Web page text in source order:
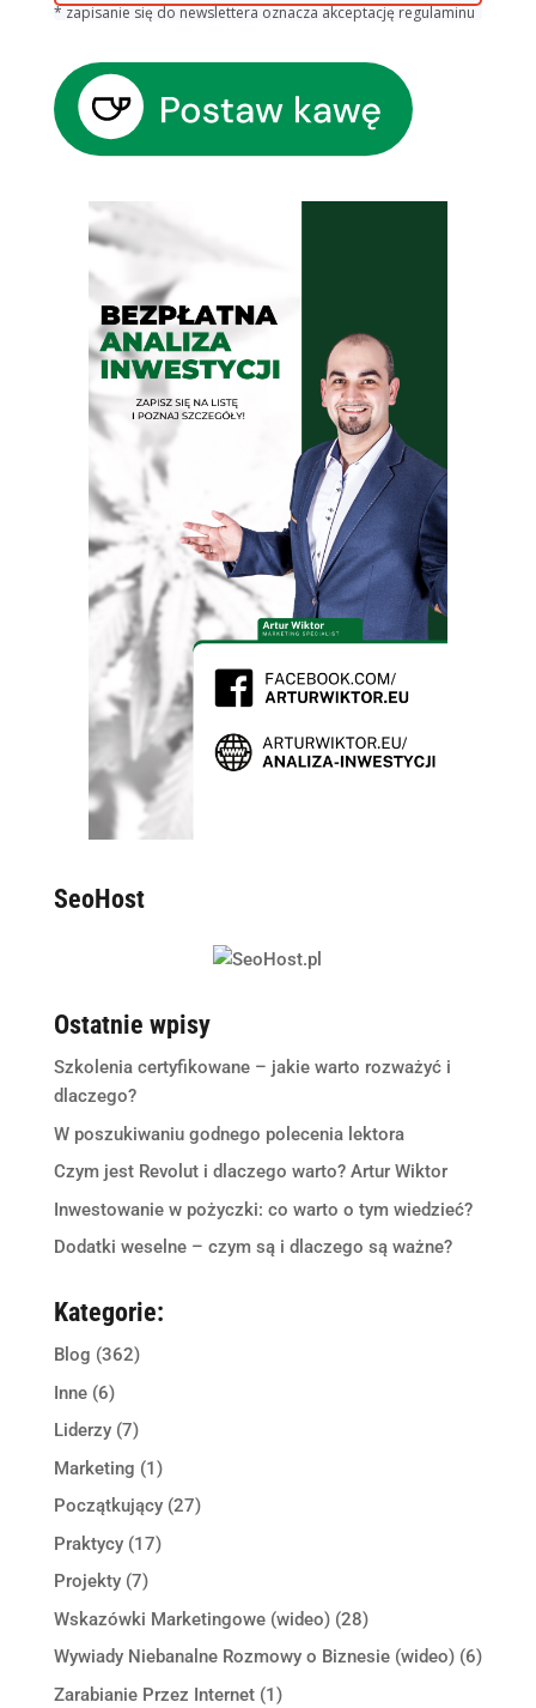
* zapisanie się do newslettera oznacza akceptację regulaminu
SeoHost
Ostatnie wpisy
Szkolenia certyfikowane – jakie warto rozważyć i
dlaczego?
W poszukiwaniu godnego polecenia lektora
Czym jest Revolut i dlaczego warto? Artur Wiktor
Inwestowanie w pożyczki: co warto o tym wiedzieć?
Dodatki weselne – czym są i dlaczego są ważne?
Kategorie:
Blog (362)
Inne(6)
Liderzy(7)
Marketing (1)
Początkujący(27)
Praktycy(17)
Projekty(7)
Wskazówki Marketingowe (wideo)(28)
Wywiady Niebanalne Rozmowy o Biznesie (wideo)(6)
Zarabianie Przez Internet(1)